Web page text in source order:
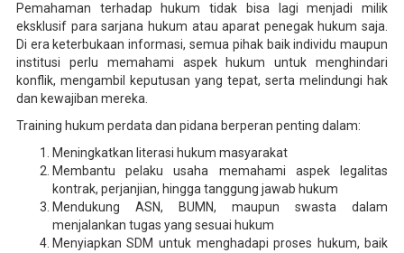
Pemahaman terhadap hukum tidak bisa lagi menjadi milik
eksklusif para sarjana hukum atau aparat penegak hukum saja.
Di era keterbukaan informasi, semua pihak baik individu maupun
institusi perlu memahami aspek hukum untuk menghindari
konflik, mengambil keputusan yang tepat, serta melindungi hak
dan kewajiban mereka.
Training hukum perdata dan pidana berperan penting dalam:
Meningkatkan literasi hukum masyarakat
Membantu pelaku usaha memahami aspek legalitas
kontrak, perjanjian, hingga tanggung jawab hukum
Mendukung ASN, BUMN, maupun swasta dalam
menjalankan tugas yang sesuai hukum
Menyiapkan SDM untuk menghadapi proses hukum, baik